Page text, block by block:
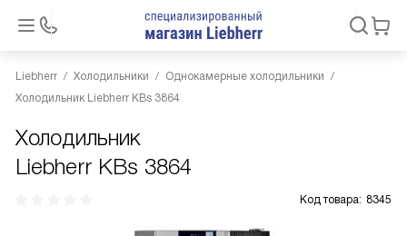
Liebherr Холодильники
Однокамерные холодильники
Холодильник Liebherr KBs 3864
Холодильник
Liebherr KBs 3864
Код товара: 8345